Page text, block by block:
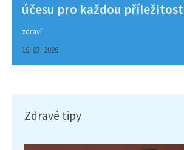
účesu pro každou příležitost
zdraví
18. 03. 2026
Zdravé tipy